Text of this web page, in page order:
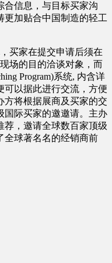
合信息，与目标买家沟
更加贴合中国制造的轻工
买家在提交申请后须在
场的目的洽谈对象，而
Program)系统, 内含详
可以据此进行交流，方便
方将根据展商及买家的交
国际买家的邀邀请。主办
荐，邀请全球数百家顶级
全球著名名的经销商前